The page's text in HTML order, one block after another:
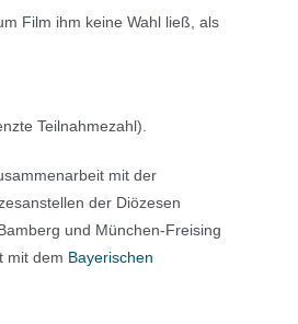
Film ihm keine Wahl ließ, als
Teilnahmezahl).
mit der
der Diözesen
und München-Freising
mit dem Bayerischen